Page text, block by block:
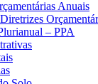
Anuais
– PPA